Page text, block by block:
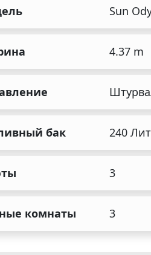
Sun
4.37 m
бак 240
3
комнаты 3